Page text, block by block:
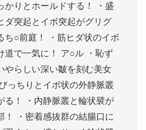
かりとホールドする！ ・盛
ダ突起とイボ突起がグリグ
ち○前庭！ ・筋ヒダ状のイボ
道で一気に！ ア○ル ・恥ず
やらしい深い皺を刻む美女
っちりとイボ状の外静脈叢
る！ ・内静脈叢と輪状襞が
！ ・密着感抜群の結腸口に